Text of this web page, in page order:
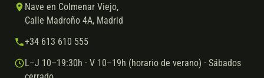
Nave en Colmenar Viejo,
Calle Madroño 4A, Madrid
+34 613 610 555
L–J 10–19:30h · V 10–19h (horario de verano) · Sábados